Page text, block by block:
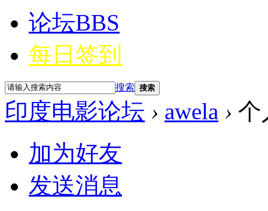
论坛BBS
每日签到
搜索 搜索
印度电影论坛 › awela › 个
加为好友
发送消息